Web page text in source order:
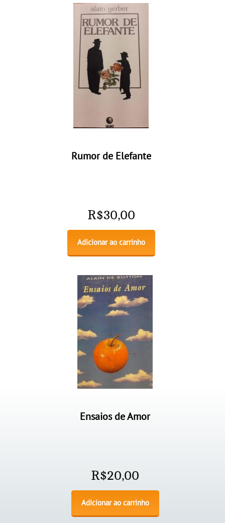
Rumor de Elefante
R$30,00
Adicionar ao carrinho
Ensaios de Amor
R$20,00
Adicionar ao carrinho